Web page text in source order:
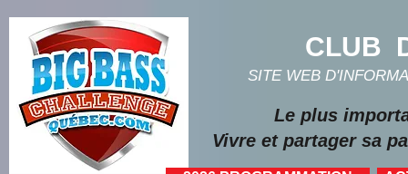
CLUB
SITE WEB
Vivre et partager sa
Le plus